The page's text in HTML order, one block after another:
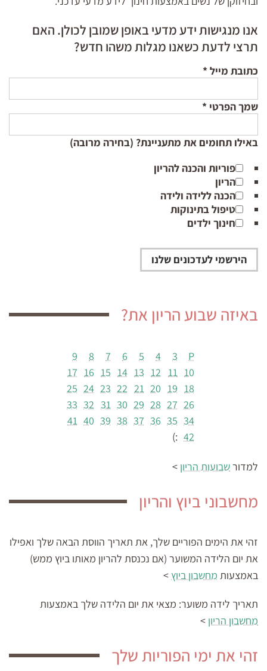
אנו מנגישות ידע מדעי באופן שמובן לכולן. האם
תרצי לדעת כשאנו מגלות משהו חדש?
כתובת מייל*
שמך הפרטי *
באילו תחומים את מתעניינת? (בחירה מרובה)
פוריות והכנה להריון
הריון
הכנה ללידה ולידה
טיפול בתינוקות
חינוך ילדים
באיזה שבוע הריון את?
P
3
4
5
6
7
8
9
10
11
12
13
14
15
16
17
18
19
20
21
22
23
24
25
26
27
28
29
30
31
32
33
34
35
36
37
38
39
40
41
42
:)
למדורשבועות הריון >
מחשבוני ביוץ והריון
זהי את הימים הפוריים שלך, את תאריך הווסת הבאה שלך ואפילו
את יום הלידה המשוער (אם נכנסת להריון מאותו ביוץ ממש)
באמצעות מחשבון ביוץ >
תאריך לידה משוער: מצאי את יום הלידה שלך באמצעות
מחשבון הריון >
זהי את ימי הפוריות שלך